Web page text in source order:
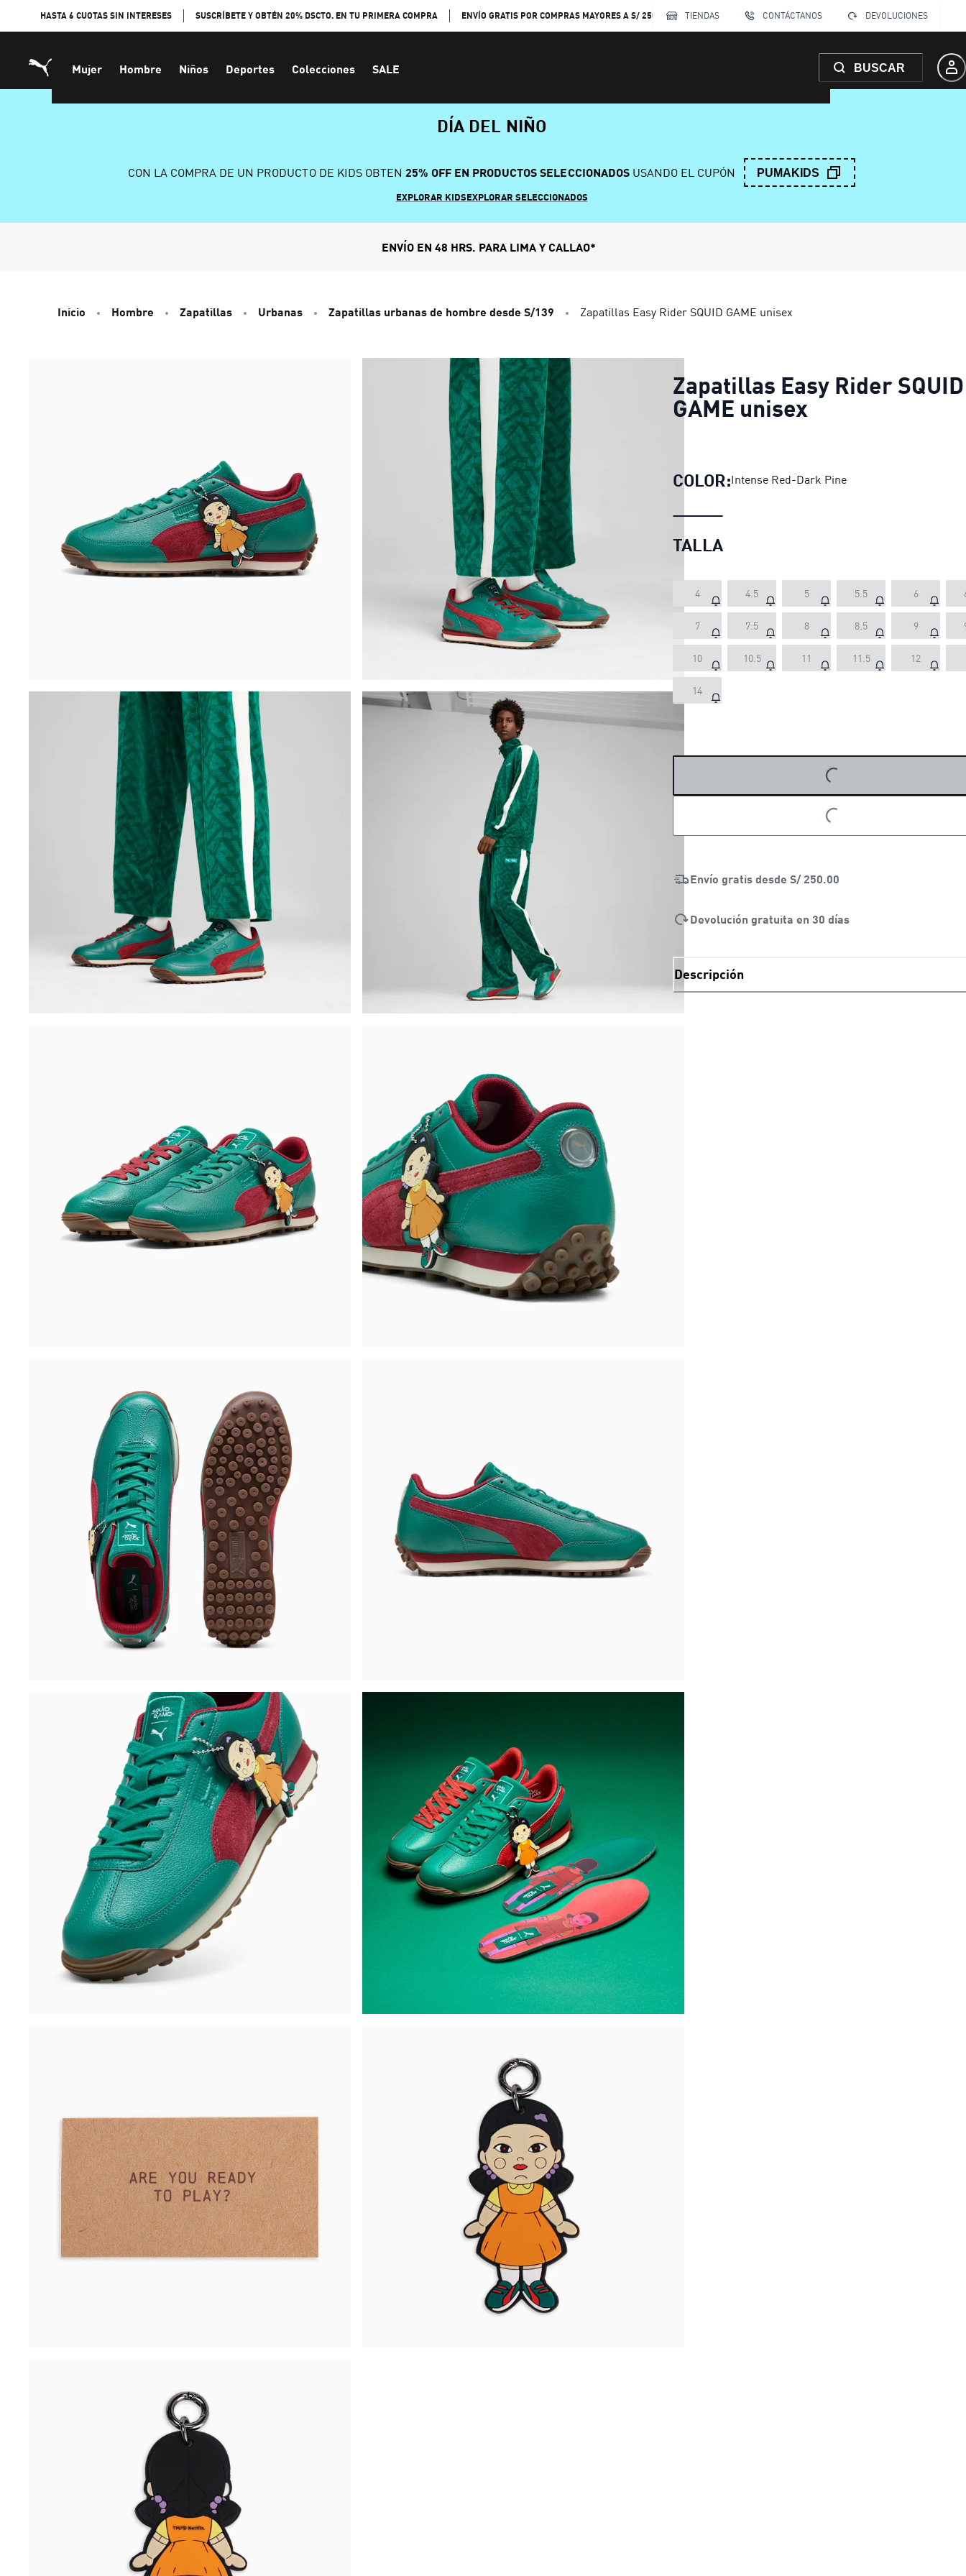
HASTA 6 CUOTAS SIN INTERESES SUSCRÍBETE Y OBTÉN 20% DSCTO. EN TU PRIMERA COMPRA ENVÍO GRATIS POR COMPRAS MAYORES A S/ 250 TIENDAS CONTÁCTANOS DEVOLUCIONES
Mujer Hombre Niños Deportes Colecciones SALE BUSCAR
DÍA DEL NIÑO
CON LA COMPRA DE UN PRODUCTO DE KIDS OBTEN 25% OFF EN PRODUCTOS SELECCIONADOSUSANDO EL CUPÓN PUMAKIDS
EXPLORAR KIDSEXPLORAR SELECCIONADOS
ENVÍO EN 48 HRS. PARA LIMA Y CALLAO*
Inicio Hombre Zapatillas Urbanas Zapatillas urbanas de hombre desde S/139 Zapatillas Easy Rider SQUID GAME unisex
Zapatillas Easy Rider SQUID
GAME unisex
COLOR:Intense Red-Dark Pine
TALLA
4 4.5 5 5.5 6
7 7.5 8 8.5 9
10 10.5 11 11.5 12
14
LOADING...
LOADING...
Envío gratis desde S/ 250.00
Devolución gratuita en 30 días
Descripción